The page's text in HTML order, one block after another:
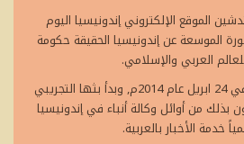
الموقع الإلكتروني إندونيسيا اليوم
الموسعة عن إندونيسيا الحقيقة حكومة
العربي والإسلامي.
وتأسس إندونيسيا اليوم في 24 ابريل عام 2014م, وبدأ بثها التجريبي
2014م, لتكون بذلك من أوائل وكالة أنباء في إندونيسيا
خدمة الأخبار بالعربية.